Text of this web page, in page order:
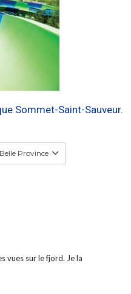
Sommet-Saint-Sauveur.
Province
vues sur le fjord. Je la